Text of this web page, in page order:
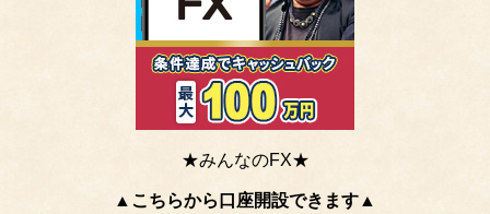
★みんなのFX★
▲こちらから口座開設できます▲